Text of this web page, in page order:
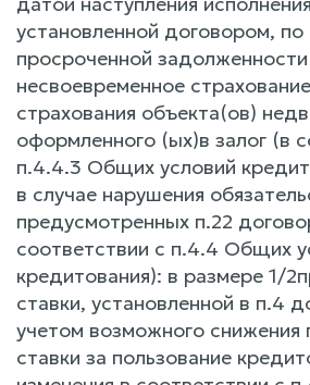
установленной договором, по
просроченной
несвоевременное
страхования объекта(ов)
оформленного (ых)в залог (в
п.4.4.3 Общих условий
в случае нарушения
предусмотренных п.22
соответствии с п.4.4 Общих
кредитования): в размере 1/
ставки, установленной в п.4
учетом возможного снижения
ставки за пользование